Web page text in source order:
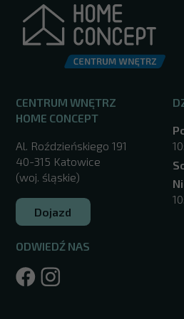
Oferujemy siebie w roli
Oferta naszego salonu okien
fot. Galeria Okien Finestre, Facebook
Co warto wiedzieć
Stawiamy na indywidualne
Dbamy o wygodę i
Dążymy do tego, aby nasza
CENTRUM WNĘTRZ
HOME CONCEPT
Al. Roździeńskiego 191
40-315 Katowice
(woj. śląskie)
Dojazd
ODWIEDŹ NAS